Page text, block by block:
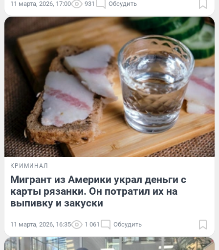
11 марта, 2026, 17:00 931 Обсудить
КРИМИНАЛ
Мигрант из Америки украл деньги с
карты рязанки. Он потратил их на
выпивку и закуски
11 марта, 2026, 16:35 1 061 Обсудить